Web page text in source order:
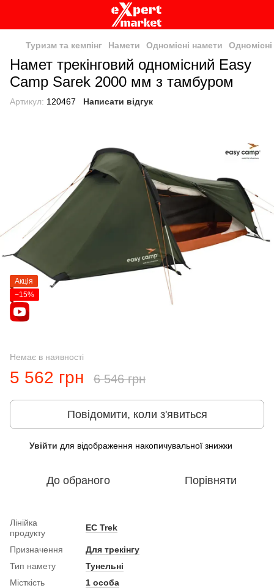
Туризм та кемпінг Намети Одномісні намети
Намет трекінговий одномісний Easy
Camp Sarek 2000 мм з тамбуром
Артикул: 120467 Написати відгук
Акція
−15%
Немає в наявності
5 562 грн 6 546 грн
Повідомити, коли з'явиться
Увійти для відображення накопичувальної знижки
До обраного Порівняти
Лінійка
продукту
EC Trek
Призначення
Для трекінгу
Тип намету
Тунельні
Місткість
1 особа